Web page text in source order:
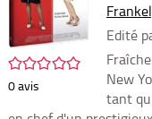
/5
0avis
Edité
New
tant